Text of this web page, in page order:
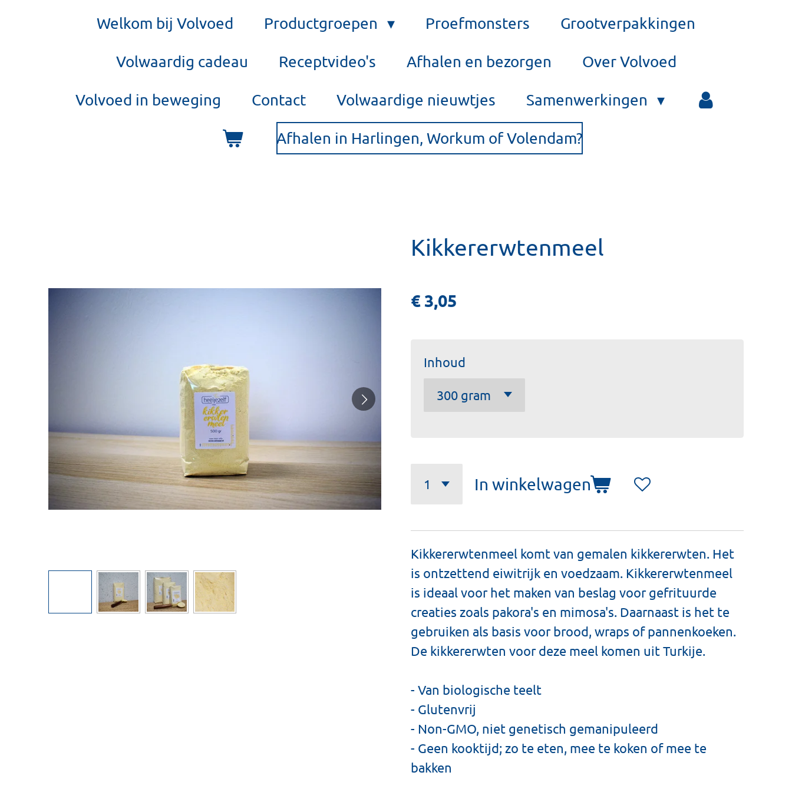
Welkom bij Volvoed Productgroepen Proefmonsters Grootverpakkingen
Volwaardig cadeau Receptvideo's Afhalen en bezorgen Over Volvoed
Volvoed in beweging Contact Volwaardige nieuwtjes Samenwerkingen
Afhalen in Harlingen, Workum of Volendam?
Kikkererwtenmeel
€ 3,05
Inhoud
In winkelwagen
Kikkererwtenmeel komt van gemalen kikkererwten. Het
is ontzettend eiwitrijk en voedzaam. Kikkererwtenmeel
is ideaal voor het maken van beslag voor gefrituurde
creaties zoals pakora's en mimosa's. Daarnaast is het te
gebruiken als basis voor brood, wraps of pannenkoeken.
De kikkererwten voor deze meel komen uit Turkije.
- Van biologische teelt
- Glutenvrij
- Non-GMO, niet genetisch gemanipuleerd
- Geen kooktijd; zo te eten, mee te koken of mee te
bakken